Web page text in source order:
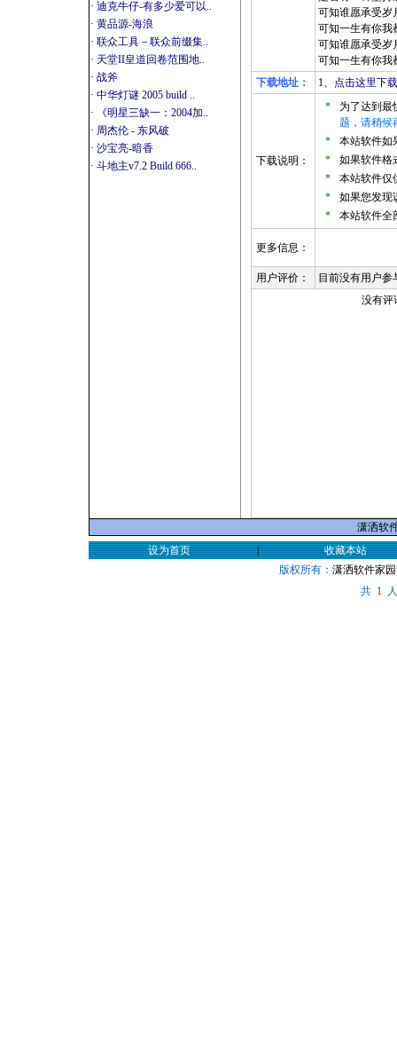
· 迪克牛仔-有多少爱可以..
· 黄品源-海浪
· 联众工具－联众前缀集..
· 天堂II皇道回卷范围地..
· 战斧
· 中华灯谜 2005 build ..
·
《明星三缺一：2004加..
· 周杰伦 - 东风破
· 沙宝亮-暗香
· 斗地主v7.2 Build 666..
可知谁愿承受岁
可知一生有你我
可知谁愿承受岁
可知一生有你我
下载地址：
1、 点击这里下
下载说明：
*
为了达到最
题，请稍候
*
本站软件如
*
如果软件格
*
本站软件仅
*
如果您发现
*
本站软件全
更多信息：
用户评价：
目前没有用户参
没有评
潇洒软
设为首页
|
收藏本站
版权所有： 潇洒软件家园
共